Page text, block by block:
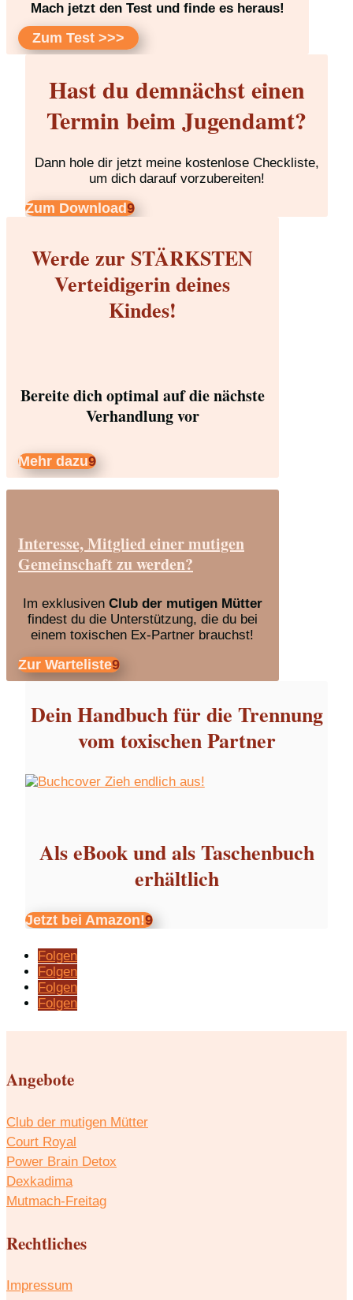
Mach jetzt den Test und finde es heraus!
Zum Test >>>
Hast du demnächst einen
Termin beim Jugendamt?
Dann hole dir jetzt meine kostenlose Checkliste,
um dich darauf vorzubereiten!
Zum Download
Werde zur STÄRKSTEN
Verteidigerin deines
Kindes!
Bereite dich optimal auf die nächste
Verhandlung vor
Mehr dazu
Interesse, Mitglied einer mutigen
Gemeinschaft zu werden?
Im exklusiven Club der mutigen Mütter
findest du die Unterstützung, die du bei
einem toxischen Ex-Partner brauchst!
Zur Warteliste
Dein Handbuch für die Trennung
vom toxischen Partner
Als eBook und als Taschenbuch
erhältlich
Jetzt bei Amazon!
Folgen
Folgen
Folgen
Folgen
Angebote
Club der mutigen Mütter
Court Royal
Power Brain Detox
Dexkadima
Mutmach-Freitag
Rechtliches
Impressum